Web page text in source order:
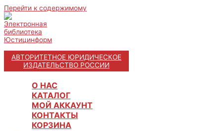
Перейти к содержимому
АВТОРИТЕТНОЕ ЮРИДИЧЕСКОЕ
ИЗДАТЕЛЬСТВО РОССИИ
О НАС
КАТАЛОГ
МОЙ АККАУНТ
КОНТАКТЫ
КОРЗИНА